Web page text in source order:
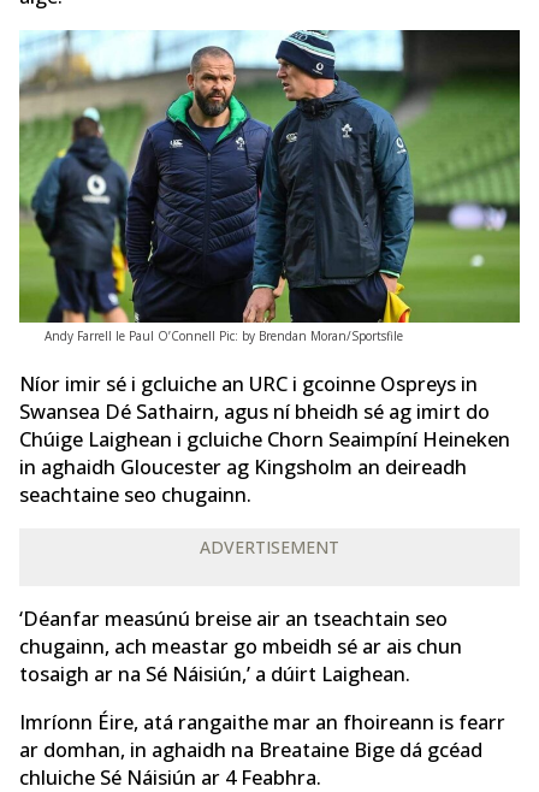
Andy Farrell le Paul O’Connell Pic: by Brendan Moran/Sportsfile
Níor imir sé i gcluiche an URC i gcoinne Ospreys in
Swansea Dé Sathairn, agus ní bheidh sé ag imirt do
Chúige Laighean i gcluiche Chorn Seaimpíní Heineken
in aghaidh Gloucester ag Kingsholm an deireadh
seachtaine seo chugainn.
ADVERTISEMENT
‘Déanfar measúnú breise air an tseachtain seo
chugainn, ach meastar go mbeidh sé ar ais chun
tosaigh ar na Sé Náisiún,’ a dúirt Laighean.
Imríonn Éire, atá rangaithe mar an fhoireann is fearr
ar domhan, in aghaidh na Breataine Bige dá gcéad
chluiche Sé Náisiún ar 4 Feabhra.